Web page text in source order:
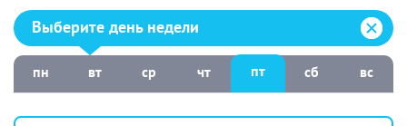
Выберите день недели:
Выберите день недели
пн вт ср чт пт сб вс